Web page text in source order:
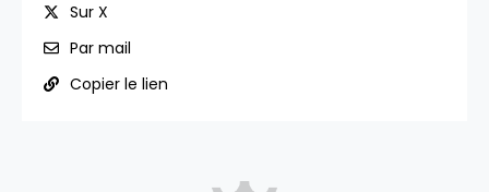
Sur X
Par mail
Copier le lien